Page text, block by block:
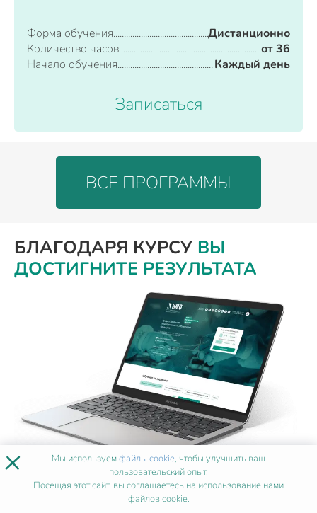
Форма обучения
Дистанционно
Количество часов
от 36
Начало обучения
Каждый день
Записаться
ВСЕ ПРОГРАММЫ
БЛАГОДАРЯ КУРСУ ВЫ
ДОСТИГНИТЕ РЕЗУЛЬТАТА
ВАШ ЛИЧНЫЙ
× Мы используемфайлы cookie, чтобы улучшить ваш
пользовательский опыт.
Посещая этот сайт, вы соглашаетесь на использование нами
файлов cookie.